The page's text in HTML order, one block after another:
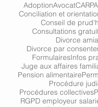
AdoptionAvocatCARPA
Conciliation et
Conseil de
Consultations
Divorce
Divorce par
FormulairesInfos
Juge aux affaires
Pension alimentaire
Procédure
Procédures collectives
RGPD employeur